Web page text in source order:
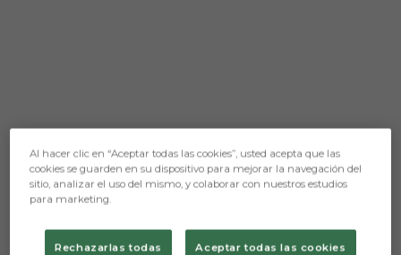
Aún no hay reacciones. ¡Sé el primero!
Al hacer clic en “Aceptar todas las cookies”, usted acepta que las
cookies se guarden en su dispositivo para mejorar la navegación del
sitio, analizar el uso del mismo, y colaborar con nuestros estudios
para marketing.
Rechazarlas todas Aceptar todas las cookies